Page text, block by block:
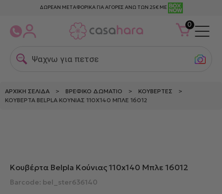
ΔΩΡΕΑΝ ΜΕΤΑΦΟΡΙΚΑ ΓΙΑ ΑΓΟΡΕΣ ΑΝΩ ΤΩΝ 25€ ΜΕ
0
Ψαχνω για πετσετε
ΑΡΧΙΚΉ ΣΕΛΊΔΑ > ΒΡΕΦΙΚΌ ΔΩΜΆΤΙΟ > ΚΟΥΒΈΡΤΕΣ >
ΚΟΥΒΈΡΤΑ BELPLA ΚΟΎΝΙΑΣ 110X140 ΜΠΛΕ 16012
Κουβέρτα Belpla Κούνιας 110x140 Μπλε 16012
Barcode: bel_ster636140